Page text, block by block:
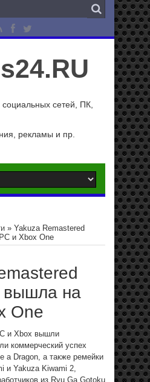
сетей, ПК,
рекламы и пр.
» Yakuza Remastered
и Xbox One
вышла на
One
и Xbox вышли
коммерческий успех
a Dragon, а также ремейки
и Yakuza Kiwami 2,
из Ryu Ga Gotoku